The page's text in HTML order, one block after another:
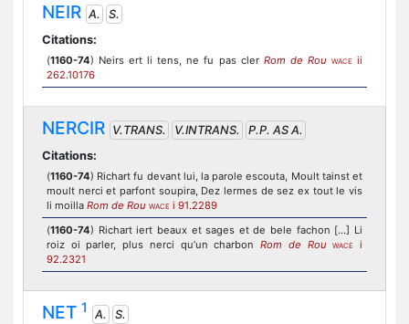
NEIR A.
S.
Citations:
(1160-74) Neirs ert li tens, ne fu pas cler Rom de Rou WACE ii
262.10176
NERCIR V.TRANS. V.INTRANS.
P.P. AS A.
Citations:
(1160-74) Richart fu devant lui, la parole escouta, Moult tainst et
moult nerci et parfont soupira, Dez lermes de sez ex tout le vis
li moilla Rom de Rou WACE i 91.2289
(1160-74) Richart iert beaux et sages et de bele fachon [...] Li
roiz oi parler, plus nerci qu’un charbonRom de Rou WACE
i
92.2321
NET 1 A.
S.